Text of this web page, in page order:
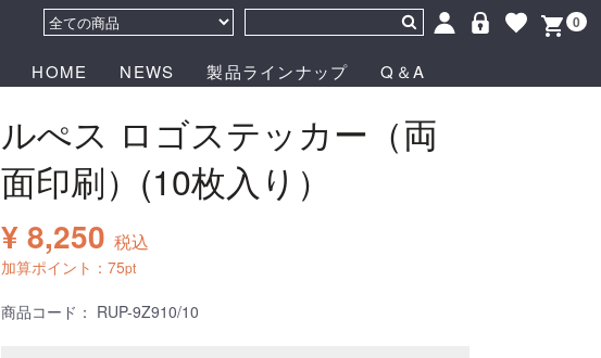
0
HOME NEWS 製品ラインナップ Q＆A
ルぺス ロゴステッカー（両
面印刷）(10枚入り）
¥ 8,250 税込
加算ポイント： 75pt
商品コード： RUP-9Z910/10